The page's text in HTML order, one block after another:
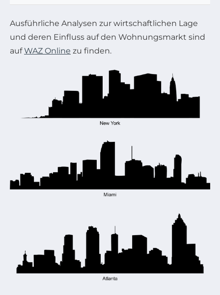
Ausführliche Analysen zur wirtschaftlichen Lage
und deren Einfluss auf den Wohnungsmarkt sind
aufWAZ Online zu finden.